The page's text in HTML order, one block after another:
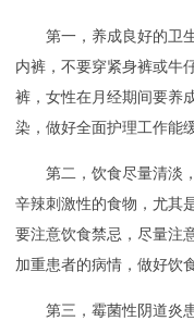
第一，养成良好的卫
内裤，不要穿紧身裤或牛
裤，女性在月经期间要养
染，做好全面护理工作能
第二，饮食尽量清淡
辛辣刺激性的食物，尤其
要注意饮食禁忌，尽量注
加重患者的病情，做好饮
第三，霉菌性阴道炎